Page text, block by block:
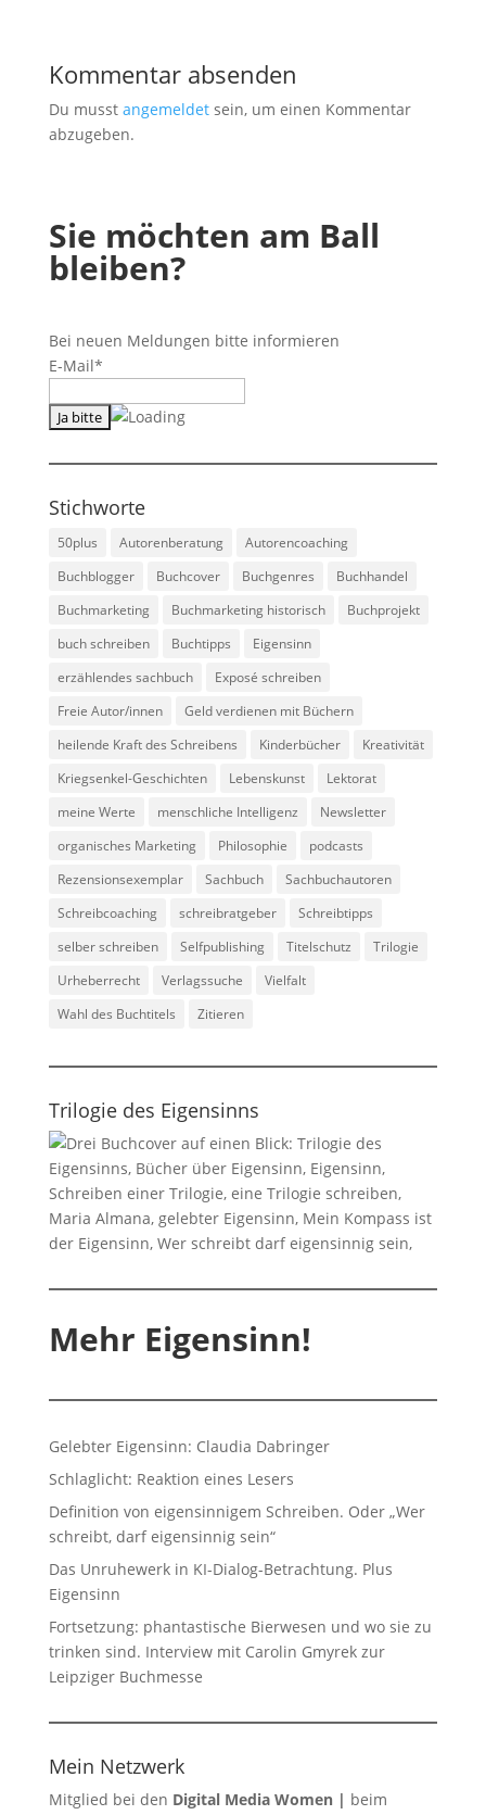
Kommentar absenden
Du musst angemeldetsein, um einen Kommentar
abzugeben.
Sie möchten am Ball
bleiben?
Bei neuen Meldungen bitte informieren
E-Mail*
Stichworte
50plus Autorenberatung
Autorencoaching
Buchblogger
Buchcover Buchgenres
Buchhandel
Buchmarketing
Buchmarketing historisch
Buchprojekt
buch schreiben
Buchtipps
Eigensinn
erzählendes sachbuch
Exposé schreiben
Freie Autor/innen
Geld verdienen mit Büchern
heilende Kraft des Schreibens
Kinderbücher
Kreativität
Kriegsenkel-Geschichten
Lebenskunst
Lektorat
meine Werte
menschliche Intelligenz
Newsletter
organisches Marketing
Philosophie
podcasts
Rezensionsexemplar
Sachbuch
Sachbuchautoren
Schreibcoaching
schreibratgeber
Schreibtipps
selber schreiben
Selfpublishing Titelschutz
Trilogie
Urheberrecht
Verlagssuche
Vielfalt
Wahl des Buchtitels
Zitieren
Trilogie des Eigensinns
Mehr Eigensinn!
Gelebter Eigensinn: Claudia Dabringer
Schlaglicht: Reaktion eines Lesers
Definition von eigensinnigem Schreiben. Oder „Wer
schreibt, darf eigensinnig sein“
Das Unruhewerk in KI-Dialog-Betrachtung. Plus
Eigensinn
Fortsetzung: phantastische Bierwesen und wo sie zu
trinken sind. Interview mit Carolin Gmyrek zur
Leipziger Buchmesse
Mein Netzwerk
Mitglied bei den Digital Media Women| beim